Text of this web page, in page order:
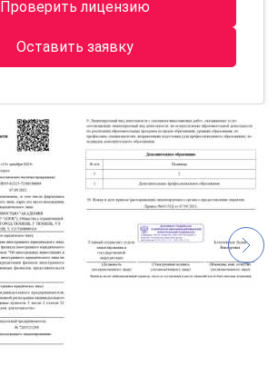
Проверить лицензию
Оставить заявку